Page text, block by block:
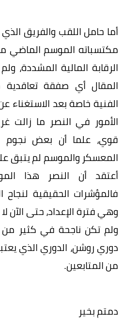
أما حامل اللقب والفريق
مكتسباته الموسم الماضي من
الرقابة المالية المشددة،
المقال أي صفقة تعاقدية
الفنية خاصة بعد الاستغناء
الأمور في النصر ما زالت
قوي، علما أن بعض نجوم
المعسكر والموسم لم يتبق على
أعتقد أن النصر هذا
فالمؤشرات الحقيقية
وهي فترة الإعداد، حتى الآن
ولم تكن ناجحة في كثير من
دوري روشن، الدوري الذي
من المتابعين.
دمتم بخير